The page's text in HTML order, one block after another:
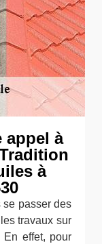
appel à
à
se passer des
travaux sur
En effet, pour